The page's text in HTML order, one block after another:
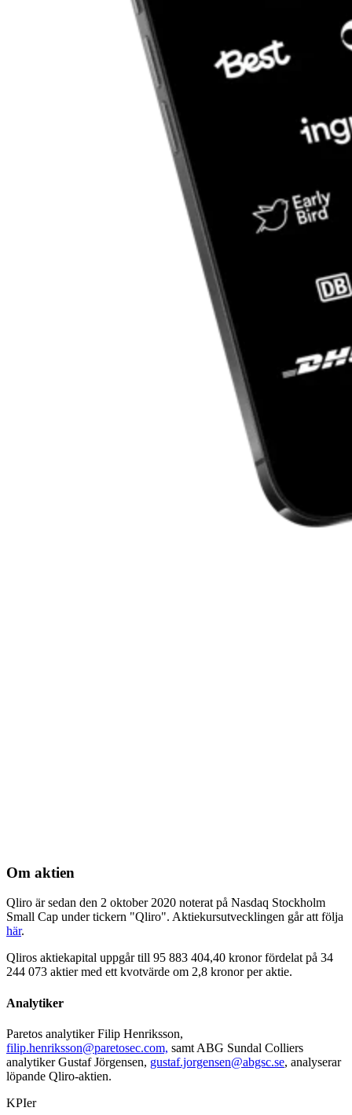
Om aktien
Qliro är sedan den 2 oktober 2020 noterat på Nasdaq Stockholm
Small Cap under tickern "Qliro". Aktiekursutvecklingen går att följa
här.
Qliros aktiekapital uppgår till 95 883 404,40 kronor fördelat på 34
244 073 aktier med ett kvotvärde om 2,8 kronor per aktie.
Analytiker
Paretos analytiker Filip Henriksson,
filip.henriksson@paretosec.com, samt ABG Sundal Colliers
analytiker Gustaf Jörgensen, gustaf.jorgensen@abgsc.se, analyserar
löpande Qliro-aktien.
KPIer